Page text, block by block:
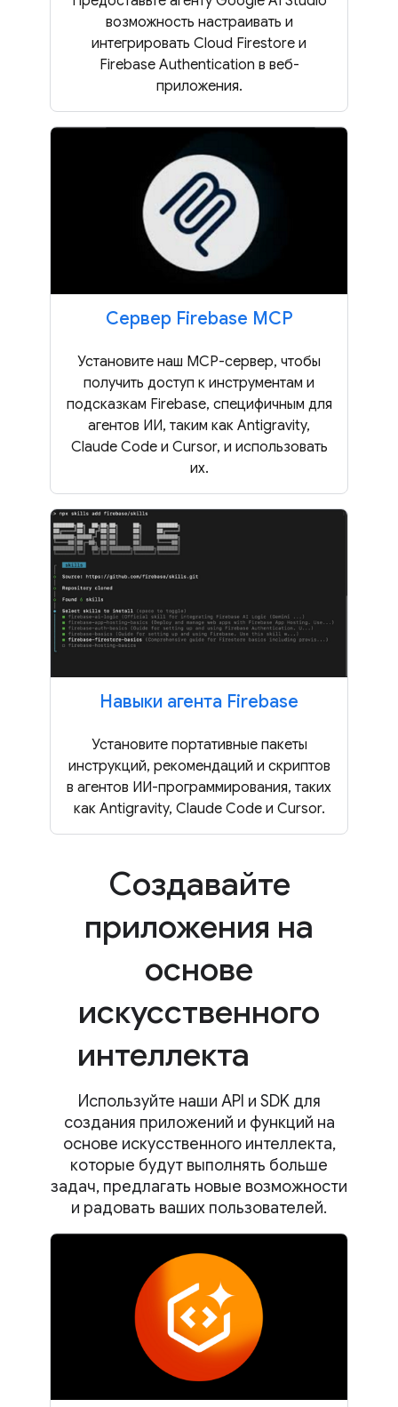
возможность настраивать и
интегрировать Cloud Firestore и
Firebase Authentication в веб-
приложения.
Сервер Firebase MCP
Установите наш MCP-сервер, чтобы
получить доступ к инструментам и
подсказкам Firebase, специфичным для
агентов ИИ, таким как Antigravity,
Claude Code и Cursor, и использовать
их.
Навыки агента Firebase
Установите портативные пакеты
инструкций, рекомендаций и скриптов
в агентов ИИ-программирования, таких
как Antigravity, Claude Code и Cursor.
Создавайте
приложения на
основе
искусственного
интеллекта
Используйте наши API и SDK для
создания приложений и функций на
основе искусственного интеллекта,
которые будут выполнять больше
задач, предлагать новые возможности
и радовать ваших пользователей.